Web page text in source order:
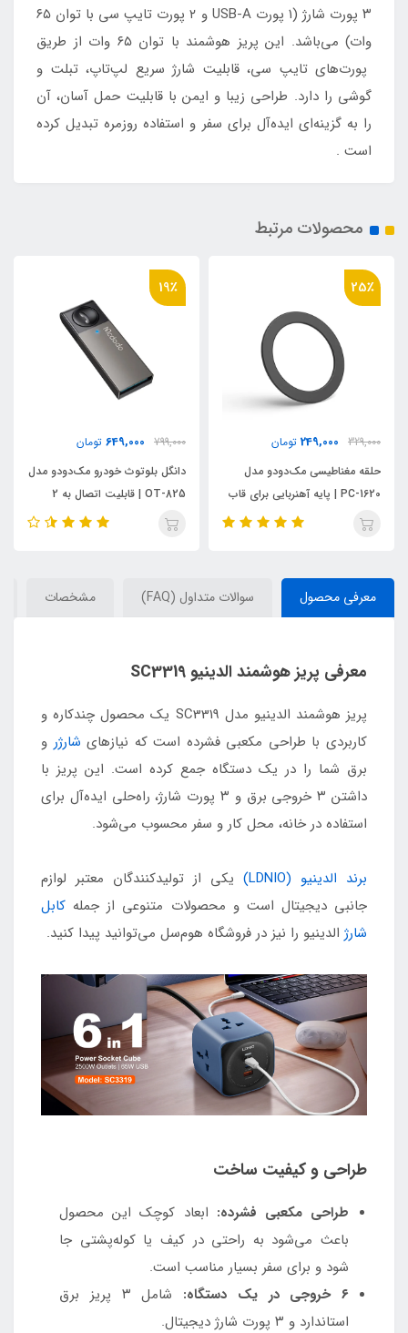
۳ پورت شارژ (۱ پورت USB-A و ۲ پورت تایپ سی با توان ۶۵
وات) می‌باشد. این پریز هوشمند با توان ۶۵ وات از طریق
پورت‌های تایپ سی، قابلیت شارژ سریع لپ‌تاپ، تبلت و
گوشی را دارد. طراحی زیبا و ایمن با قابلیت حمل آسان، آن
را به گزینه‌ای ایده‌آل برای سفر و استفاده روزمره تبدیل کرده
است .
محصولات مرتبط
25٪
329,000
249,000 تومان
حلقه مغناطیسی مک‌دودو مدل
PC-1620 | پایه آهنربایی برای قاب
و گوشی
19٪
799,000
649,000 تومان
دانگل بلوتوث خودرو مک‌دودو مدل
OT-825 | قابلیت اتصال به 2
گوشی
معرفی محصول سوالات متداول (FAQ) مشخصات
معرفی پریز هوشمند الدینیو SC3319
پریز هوشمند الدینیو مدل SC3319 یک محصول چندکاره و
کاربردی با طراحی مکعبی فشرده است که نیازهای شارژر و
برق شما را در یک دستگاه جمع کرده است. این پریز با
داشتن ۳ خروجی برق و ۳ پورت شارژ، راه‌حلی ایده‌آل برای
استفاده در خانه، محل کار و سفر محسوب می‌شود.
برند الدینیو (LDNIO)
یکی از تولیدکنندگان معتبر لوازم
جانبی دیجیتال است و محصولات متنوعی از جمله کابل‌
شارژ الدینیو را نیز در فروشگاه هوم‌سل می‌توانید پیدا کنید.
طراحی و کیفیت ساخت
طراحی مکعبی فشرده: ابعاد کوچک این محصول
باعث می‌شود به راحتی در کیف یا کوله‌پشتی جا
شود و برای سفر بسیار مناسب است.
۶ خروجی در یک دستگاه:
شامل ۳ پریز برق
استاندارد و ۳ پورت شارژ دیجیتال.